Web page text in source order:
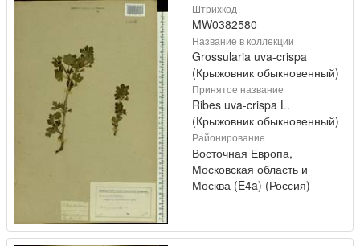
Штрихкод
MW0382580
Название в коллекции
Grossularia uva-crispa
(Крыжовник обыкновенный)
Принятое название
Ribes uva-crispa L.
(Крыжовник обыкновенный)
Районирование
Восточная Европа,
Московская область и
Москва (E4a) (Россия)